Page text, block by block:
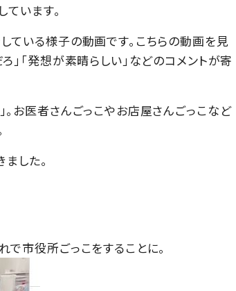
います。
ている様子の動画です。こちらの動画を見
」「発想が素晴らしい」などのコメントが寄
お医者さんごっこやお店屋さんごっこなど
した。
で市役所ごっこをすることに。